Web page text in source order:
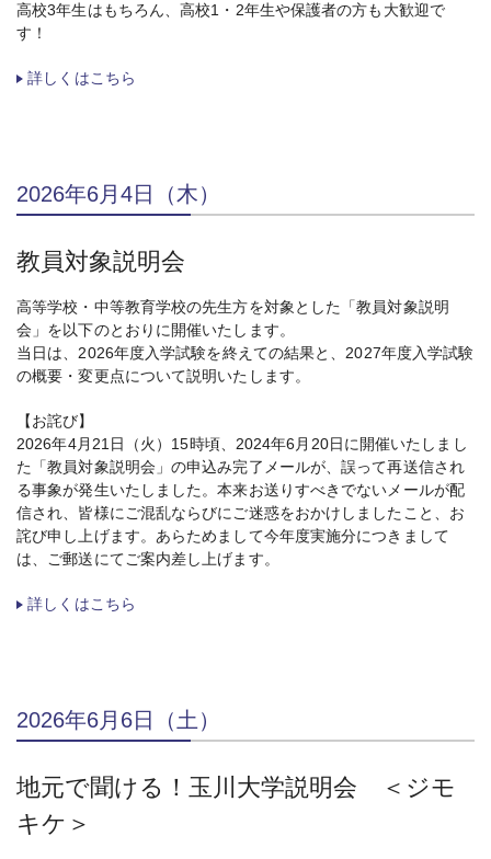
高校3年生はもちろん、高校1・2年生や保護者の方も大歓迎で
す！
詳しくはこちら
2026年6月4日（木）
教員対象説明会
高等学校・中等教育学校の先生方を対象とした「教員対象説明
会」を以下のとおりに開催いたします。
当日は、2026年度入学試験を終えての結果と、2027年度入学試験
の概要・変更点について説明いたします。
【お詫び】
2026年4月21日（火）15時頃、2024年6月20日に開催いたしまし
た「教員対象説明会」の申込み完了メールが、誤って再送信され
る事象が発生いたしました。本来お送りすべきでないメールが配
信され、皆様にご混乱ならびにご迷惑をおかけしましたこと、お
詫び申し上げます。あらためまして今年度実施分につきまして
は、ご郵送にてご案内差し上げます。
詳しくはこちら
2026年6月6日（土）
地元で聞ける！玉川大学説明会 ＜ジモ
キケ＞